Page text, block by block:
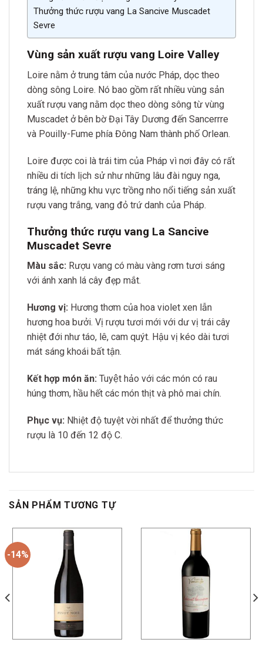
Thưởng thức rượu vang La Sancive Muscadet
Sevre
Vùng sản xuất rượu vang Loire Valley
Loire nằm ở trung tâm của nước Pháp, dọc theo
dòng sông Loire. Nó bao gồm rất nhiều vùng sản
xuất rượu vang nằm dọc theo dòng sông từ vùng
Muscadet ở bên bờ Đại Tây Dương đến Sancerrre
và Pouilly-Fume phía Đông Nam thành phố Orlean.
Loire được coi là trái tim của Pháp vì nơi đây có rất
nhiều di tích lịch sử như những lâu đài nguy nga,
tráng lệ, những khu vực trồng nho nổi tiếng sản xuất
rượu vang trắng, vang đỏ trứ danh của Pháp.
Thưởng thức rượu vang La Sancive
Muscadet Sevre
Màu sắc: Rượu vang có màu vàng rơm tươi sáng
với ánh xanh lá cây đẹp mắt.
Hương vị: Hương thơm của hoa violet xen lẫn
hương hoa bưởi. Vị rượu tươi mới với dư vị trái cây
nhiệt đới như táo, lê, cam quýt. Hậu vị kéo dài tươi
mát sáng khoái bất tận.
Kết hợp món ăn: Tuyệt hảo với các món có rau
húng thơm, hầu hết các món thịt và phô mai chín.
Phục vụ: Nhiệt độ tuyệt vời nhất để thưởng thức
rượu là 10 đến 12 độ C.
SẢN PHẨM TƯƠNG TỰ
-14%